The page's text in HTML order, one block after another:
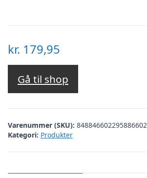
kr. 179,95
Gå til shop
Varenummer (SKU):
Kategori: Produkter